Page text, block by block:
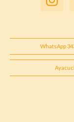
WhatsApp